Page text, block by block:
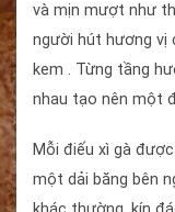
và mịn mượt như
người hút hương vị
kem . Từng tầng
nhau tạo nên một
Mỗi điếu xì gà
một dải băng bên